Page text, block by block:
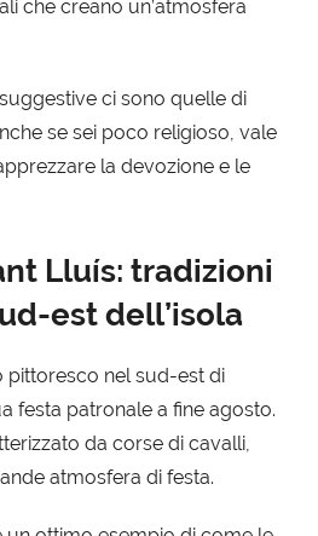
che creano un’atmosfera
ci sono quelle di
se sei poco religioso, vale
la devozione e le
Lluís: tradizioni
est dell’isola
pittoresco nel sud-est di
festa patronale a fine agosto.
da corse di cavalli,
atmosfera di festa.